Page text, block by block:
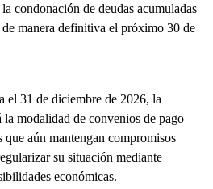
condonación de deudas acumuladas
manera definitiva el próximo 30 de
el 31 de diciembre de 2026, la
modalidad de convenios de pago
aún mantengan compromisos
su situación mediante
económicas.